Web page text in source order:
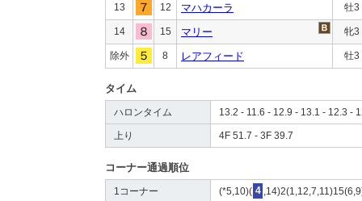
13 12 マハカーラ 牡3
14 15 マリー 牝3
除外 8 レアフィード 牡3
タイム
ハロンタイム 13.2 - 11.6 - 12.9 - 13.1 - 12.3 -
上り 4F 51.7 - 3F 39.7
コーナー通過順位
1コーナー (*5,10)( 4